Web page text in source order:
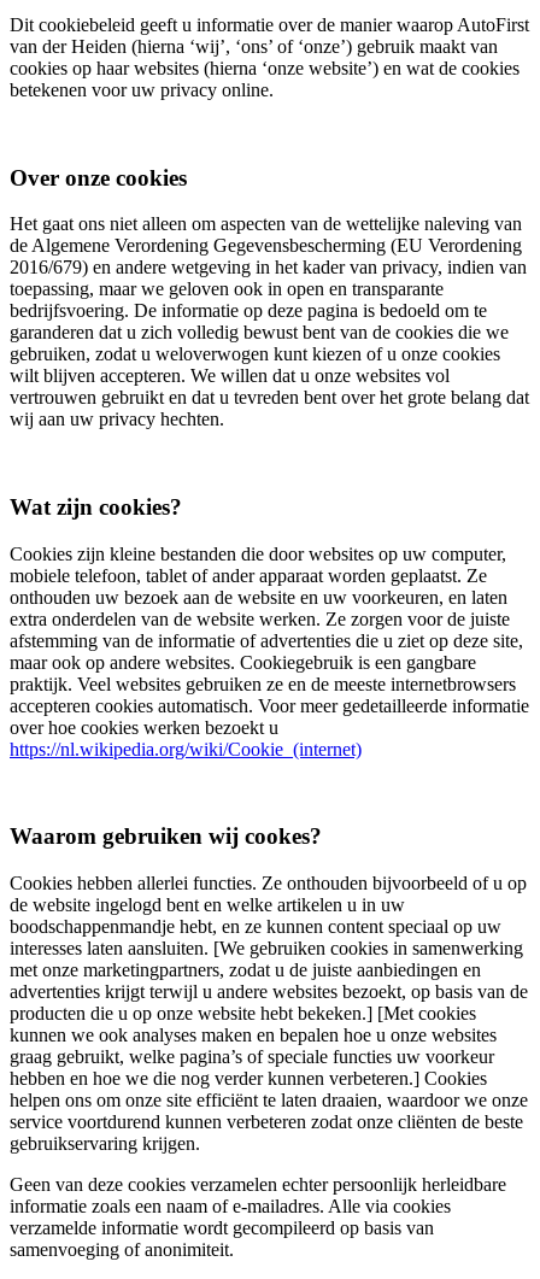
Dit cookiebeleid geeft u informatie over de manier waarop AutoFirst
van der Heiden (hierna ‘wij’, ‘ons’ of ‘onze’) gebruik maakt van
cookies op haar websites (hierna ‘onze website’) en wat de cookies
betekenen voor uw privacy online.
Over onze cookies
Het gaat ons niet alleen om aspecten van de wettelijke naleving van
de Algemene Verordening Gegevensbescherming (EU Verordening
2016/679) en andere wetgeving in het kader van privacy, indien van
toepassing, maar we geloven ook in open en transparante
bedrijfsvoering. De informatie op deze pagina is bedoeld om te
garanderen dat u zich volledig bewust bent van de cookies die we
gebruiken, zodat u weloverwogen kunt kiezen of u onze cookies
wilt blijven accepteren. We willen dat u onze websites vol
vertrouwen gebruikt en dat u tevreden bent over het grote belang dat
wij aan uw privacy hechten.
Wat zijn cookies?
Cookies zijn kleine bestanden die door websites op uw computer,
mobiele telefoon, tablet of ander apparaat worden geplaatst. Ze
onthouden uw bezoek aan de website en uw voorkeuren, en laten
extra onderdelen van de website werken. Ze zorgen voor de juiste
afstemming van de informatie of advertenties die u ziet op deze site,
maar ook op andere websites. Cookiegebruik is een gangbare
praktijk. Veel websites gebruiken ze en de meeste internetbrowsers
accepteren cookies automatisch. Voor meer gedetailleerde informatie
over hoe cookies werken bezoekt u
https://nl.wikipedia.org/wiki/Cookie_(internet)
Waarom gebruiken wij cookes?
Cookies hebben allerlei functies. Ze onthouden bijvoorbeeld of u op
de website ingelogd bent en welke artikelen u in uw
boodschappenmandje hebt, en ze kunnen content speciaal op uw
interesses laten aansluiten. [We gebruiken cookies in samenwerking
met onze marketingpartners, zodat u de juiste aanbiedingen en
advertenties krijgt terwijl u andere websites bezoekt, op basis van de
producten die u op onze website hebt bekeken.] [Met cookies
kunnen we ook analyses maken en bepalen hoe u onze websites
graag gebruikt, welke pagina’s of speciale functies uw voorkeur
hebben en hoe we die nog verder kunnen verbeteren.] Cookies
helpen ons om onze site efficiënt te laten draaien, waardoor we onze
service voortdurend kunnen verbeteren zodat onze cliënten de beste
gebruikservaring krijgen.
Geen van deze cookies verzamelen echter persoonlijk herleidbare
informatie zoals een naam of e-mailadres. Alle via cookies
verzamelde informatie wordt gecompileerd op basis van
samenvoeging of anonimiteit.